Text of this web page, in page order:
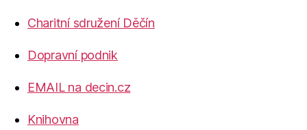
Charitní sdružení Děčín
Dopravní podnik
EMAIL na decin.cz
Knihovna